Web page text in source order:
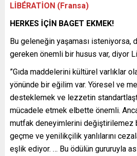
LİBÉRATİON (Fransa)
HERKES İÇİN BAGET EKMEK!
Bu geleneğin yaşaması isteniyorsa,
gereken önemli bir husus var, diyor
”Gıda maddelerini kültürel varlıklar
yönünde bir eğilim var. Yöresel ve
desteklemek ve lezzetin
mücadele etmek elbette önemli.
mutfak deneyimlerini değiştirilemez
geçme ve yenilikçilik yanlılarını
eşlik ediyor. … Bu ödülün gururuyla